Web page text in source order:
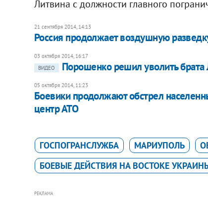
Литвина с должности главного
21 сентября 2014, 14:13
Россия продолжает воздушную
03 октября 2014, 16:17
ВИДЕО
Порошенко решил уволить брата
05 октября 2014, 11:23
Боевики продолжают обстрел
центр АТО
ГОСПОГРАНСЛУЖБА МАРИУПОЛЬ
БОЕВЫЕ ДЕЙСТВИЯ НА ВОСТОКЕ
РЕКЛАМА